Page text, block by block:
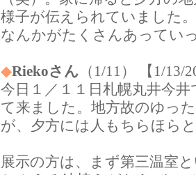
様子が伝えられていました
なんかがたくさんあってい
◆Riekoさん （1/11） 【1/13/
今日１／１１日札幌丸井今
て来ました。地方故のゆっ
が、夕方には人もちらほら
展示の方は、まず第三温室